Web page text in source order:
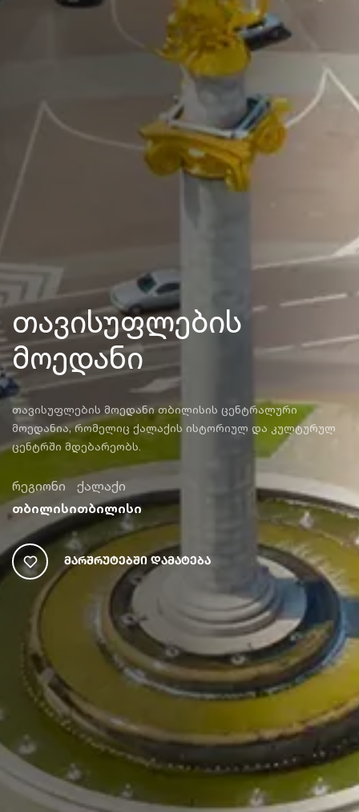
თავისუფლების
მოედანი
თავისუფლების მოედანი თბილისის ცენტრალური
მოედანია, რომელიც ქალაქის ისტორიულ და კულტურულ
ცენტრში მდებარეობს.
რეგიონი
თბილისი
ქალაქი
თბილისი
Მარშრუტებში Დამატება